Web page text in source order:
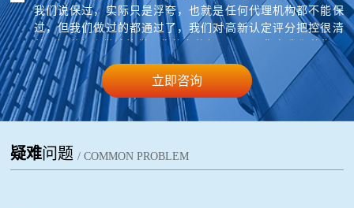
我们说保过，实际只是浮夸，也就是任何代理机构都不能保
过，但我们做过的都通过了，我们对高新认定评分把控很清
楚，知道怎么做才能做，您的条件如果可以，您在我们的指导
下来准备材料，基本就能过。
立即咨询
疑难问题 / COMMON PROBLEM